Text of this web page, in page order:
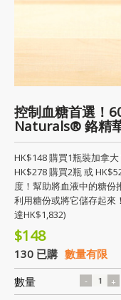
控制血糖首選！
Naturals® 鉻精
HK$148 購買1瓶裝加拿
HK$278 購買2瓶 或
度！幫助將血液中的糖
利用糖份或將它儲存起來
達HK$1,832)
$148
130 已購 數量有限
數量